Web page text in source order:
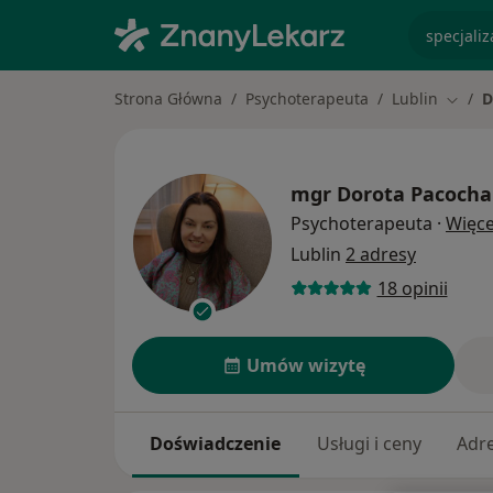
Strona Główna Psychoterapeuta Lublin
mgr Dorota Pacocha
Psychoterapeuta ·
Lublin 2 adresy
18 opinii
Umów wizytę
Doświadczenie Usługi i ceny